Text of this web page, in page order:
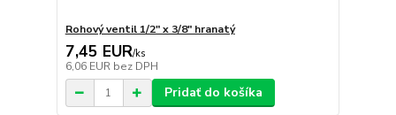
Rohový ventil 1/2" x 3/8" hranatý
7,45 EUR/ks
6,06 EUR bez DPH
Pridať do košíka